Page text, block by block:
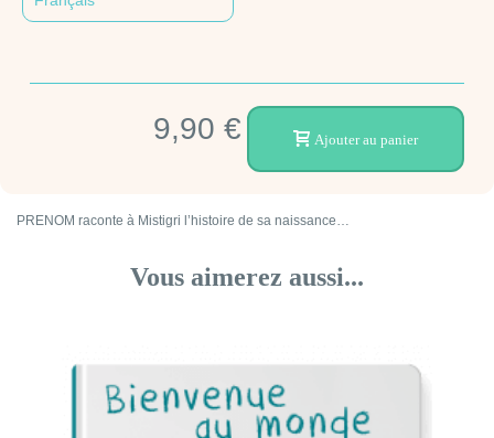
9,90 € Ajouter au panier
PRENOM raconte à Mistigri l’histoire de sa naissance…
Vous aimerez aussi...